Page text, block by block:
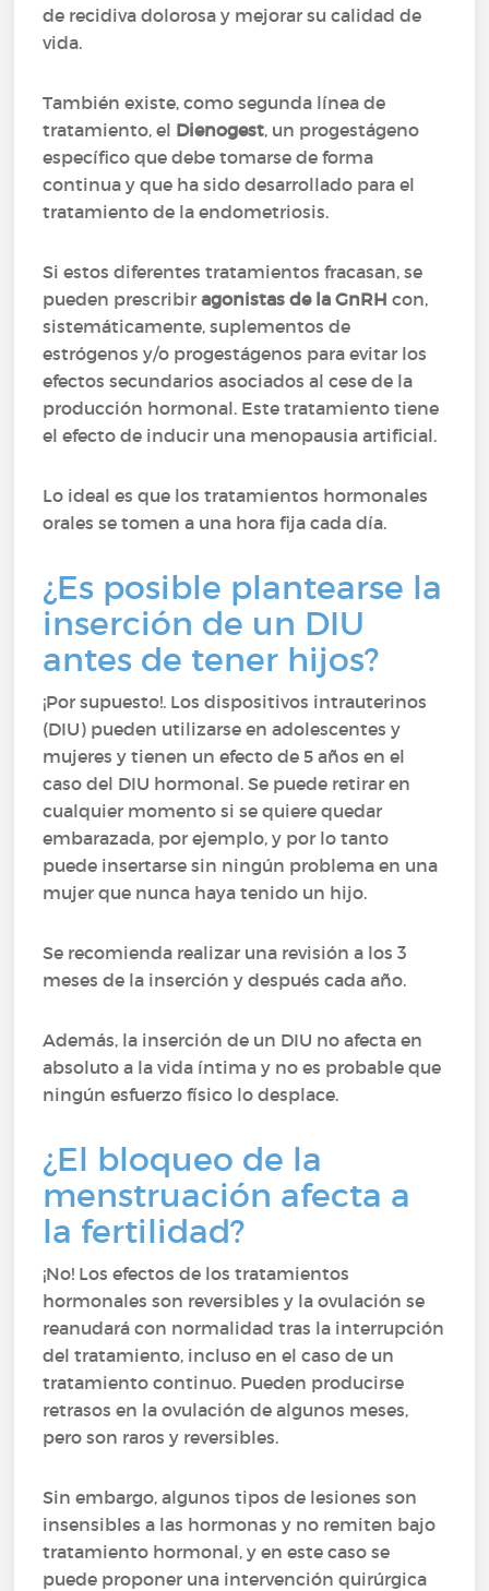
de recidiva dolorosa y mejorar su calidad de
vida.
También existe, como segunda línea de
tratamiento, el Dienogest, un progestágeno
específico que debe tomarse de forma
continua y que ha sido desarrollado para el
tratamiento de la endometriosis.
Si estos diferentes tratamientos fracasan, se
pueden prescribiragonistas de la GnRH con,
sistemáticamente, suplementos de
estrógenos y/o progestágenos para evitar los
efectos secundarios asociados al cese de la
producción hormonal. Este tratamiento tiene
el efecto de inducir una menopausia artificial.
Lo ideal es que los tratamientos hormonales
orales se tomen a una hora fija cada día.
¿Es posible plantearse la
inserción de un DIU
antes de tener hijos?
¡Por supuesto!. Los dispositivos intrauterinos
(DIU) pueden utilizarse en adolescentes y
mujeres y tienen un efecto de 5 años en el
caso del DIU hormonal. Se puede retirar en
cualquier momento si se quiere quedar
embarazada, por ejemplo, y por lo tanto
puede insertarse sin ningún problema en una
mujer que nunca haya tenido un hijo.
Se recomienda realizar una revisión a los 3
meses de la inserción y después cada año.
Además, la inserción de un DIU no afecta en
absoluto a la vida íntima y no es probable que
ningún esfuerzo físico lo desplace.
¿El bloqueo de la
menstruación afecta a
la fertilidad?
¡No! Los efectos de los tratamientos
hormonales son reversibles y la ovulación se
reanudará con normalidad tras la interrupción
del tratamiento, incluso en el caso de un
tratamiento continuo. Pueden producirse
retrasos en la ovulación de algunos meses,
pero son raros y reversibles.
Sin embargo, algunos tipos de lesiones son
insensibles a las hormonas y no remiten bajo
tratamiento hormonal, y en este caso se
puede proponer una intervención quirúrgica